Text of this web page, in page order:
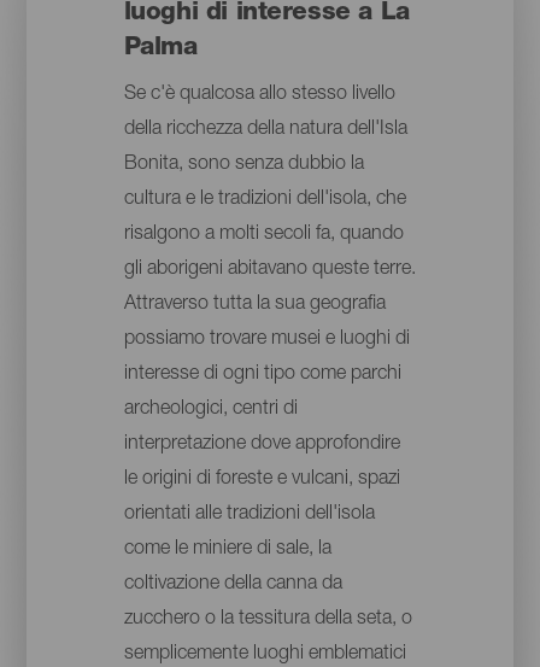
luoghi di interesse a La
Palma
Se c'è qualcosa allo stesso livello
della ricchezza della natura dell'Isla
Bonita, sono senza dubbio la
cultura e le tradizioni dell'isola, che
risalgono a molti secoli fa, quando
gli aborigeni abitavano queste terre.
Attraverso tutta la sua geografia
possiamo trovare musei e luoghi di
interesse di ogni tipo come parchi
archeologici, centri di
interpretazione dove approfondire
le origini di foreste e vulcani, spazi
orientati alle tradizioni dell'isola
come le miniere di sale, la
coltivazione della canna da
zucchero o la tessitura della seta, o
semplicemente luoghi emblematici